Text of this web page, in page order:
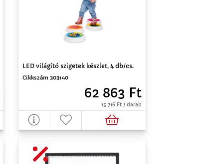
LED világító szigetek készlet, 4 db/cs.
Cikkszám 303140
62 863 Ft
15 716 Ft / darab